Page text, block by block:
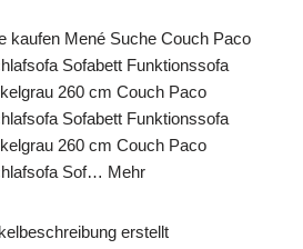
kaufen Mené Suche Couch Paco
Sofabett Funktionssofa
260 cm Couch Paco
Sofabett Funktionssofa
260 cm Couch Paco
Sof… Mehr
erstellt